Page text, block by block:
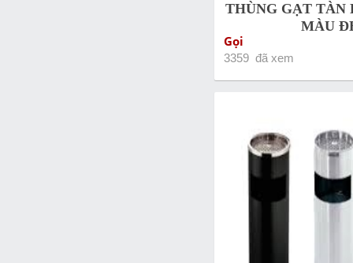
THÙNG GẠT TÀN
MÀU
Gọi
3359 đã xem